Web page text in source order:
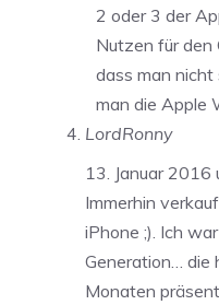
2 oder 3 der
Nutzen für
dass man
man die Apple
LordRonny
13. Januar 2016
Immerhin
iPhone ;). Ich
Generation… die
Monaten